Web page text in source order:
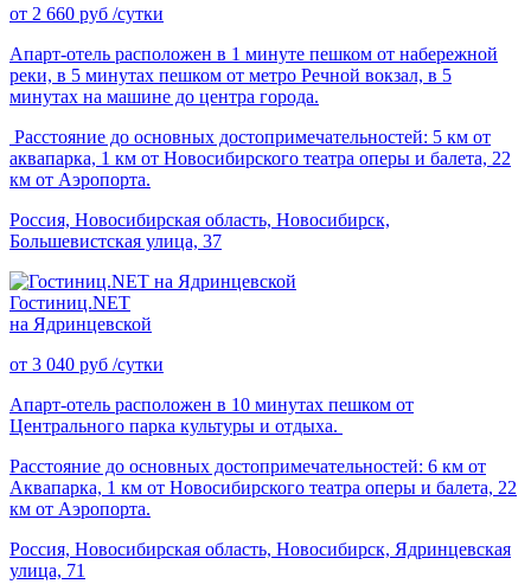
от 2 660 руб /сутки
Апарт-отель расположен в 1 минуте пешком от набережной
реки, в 5 минутах пешком от метро Речной вокзал, в 5
минутах на машине до центра города.
Расстояние до основных достопримечательностей: 5 км от
аквапарка, 1 км от Новосибирского театра оперы и балета, 22
км от Аэропорта.
Россия, Новосибирская область, Новосибирск,
Большевистская улица, 37
Гостиниц.NET
на Ядринцевской
от 3 040 руб /сутки
Апарт-отель расположен в 10 минутах пешком от
Центрального парка культуры и отдыха.
Расстояние до основных достопримечательностей: 6 км от
Аквапарка, 1 км от Новосибирского театра оперы и балета, 22
км от Аэропорта.
Россия, Новосибирская область, Новосибирск, Ядринцевская
улица, 71